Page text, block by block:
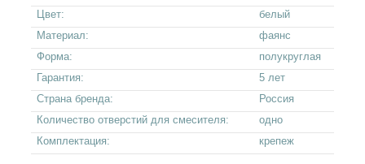
Цвет:
белый
Материал:
фаянс
Форма:
полукруглая
Гарантия:
5 лет
Страна бренда:
Россия
Количество отверстий для смесителя:
одно
Комплектация:
крепеж